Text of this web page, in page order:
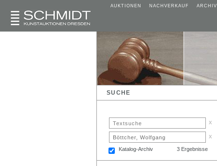
AUKTIONEN NACHVERKAUF ARCHIV
SUCHE
x
x
Katalog-Archiv 3 Ergebnisse